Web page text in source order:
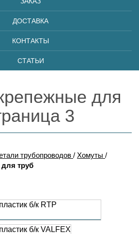
ДОСТАВКА
КОНТАКТЫ
СТАТЬИ
для
3
трубопроводов / Хомуты /
труб
б/к RTP
б/к VALFEX